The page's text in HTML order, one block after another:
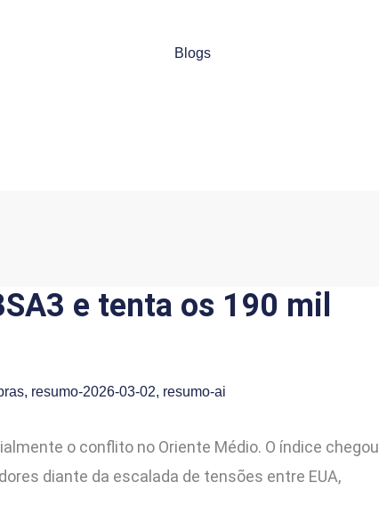
Blogs
e tenta os 190 mil
, resumo-2026-03-02, resumo-ai
o conflito no Oriente Médio. O índice chegou
diante da escalada de tensões entre EUA,